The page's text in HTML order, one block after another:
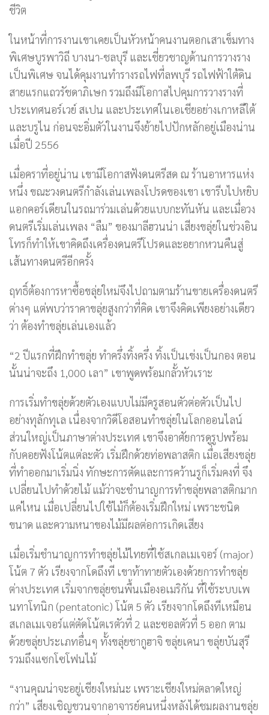
ชีวิต
ในหน้าที่การงานเขาเคยเป็นหัวหน้าคนงานตอกเสาเข็มทาง
พิเศษบูรพาวิถี บางนา-ชลบุรี และเชี่ยวชาญด้านการวางราง
เป็นพิเศษ จนได้คุมงานทำรางรถไฟที่ลพบุรี รถไฟฟ้าใต้ดิน
สายแรกแถวรัชดาภิเษก รวมถึงมีโอกาสไปคุมการวางรางที่
ประเทศนอร์เวย์ สเปน และประเทศในเอเชียอย่างเกาหลีใต้
และบรูไน ก่อนจะอิ่มตัวในงานจึงย้ายไปปักหลักอยู่เมืองน่าน
เมื่อปี 2556
เมื่อคราที่อยู่น่าน เขามีโอกาสฟังดนตรีสด ณ ร้านอาหารแห่ง
หนึ่ง ขณะวงดนตรีกำลังเล่นเพลงโปรดของเขา เขารีบไปหยิบ
แอกคอร์เดียนในรถมาร่วมเล่นด้วยแบบกะทันหัน และเมื่อวง
ดนตรีเริ่มเล่นเพลง “ลืม” ของมาลีฮวนน่า เสียงขลุ่ยในช่วงอิน
โทรก็ทำให้เขาคิดถึงเครื่องดนตรีโปรดและอยากหวนคืนสู่
เส้นทางดนตรีอีกครั้ง
ฤทธิ์ต้องการหาซื้อขลุ่ยใหม่จึงไปถามตามร้านขายเครื่องดนตรี
ต่างๆ แต่พบว่าราคาขลุ่ยสูงกว่าที่คิด เขาจึงคิดเพียงอย่างเดียว
ว่า ต้องทำขลุ่ยเล่นเองแล้ว
“2 ปีแรกที่ฝึกทำขลุ่ย ทำครึ่งทิ้งครึ่ง ทิ้งเป็นเข่งเป็นกอง ตอน
นั้นน่าจะถึง 1,000 เลา” เขาพูดพร้อมกลั้วหัวเราะ
การเริ่มทำขลุ่ยด้วยตัวเองแบบไม่มีครูสอนตัวต่อตัวเป็นไป
อย่างทุลักทุเล เนื่องจากวิดีโอสอนทำขลุ่ยในโลกออนไลน์
ส่วนใหญ่เป็นภาษาต่างประเทศ เขาจึงอาศัยการดูรูปพร้อม
กับคอยฟังโน้ตแต่ละตัว เริ่มฝึกด้วยท่อพลาสติก เมื่อเสียงขลุ่ย
ที่ทำออกมาเริ่มนิ่ง ทักษะการตัดและการคว้านรูก็เริ่มคงที่ จึง
เปลี่ยนไปทำด้วยไม้ แม้ว่าจะชำนาญการทำขลุ่ยพลาสติกมาก
แค่ไหน เมื่อเปลี่ยนไปใช้ไม้ก็ต้องเริ่มฝึกใหม่ เพราะชนิด
ขนาด และความหนาของไม้มีผลต่อการเกิดเสียง
เมื่อเริ่มชำนาญการทำขลุ่ยไม้ไทยที่ใช้สเกลเมเจอร์ (major)
โน้ต 7 ตัว เรียงจากโดถึงที เขาท้าทายตัวเองด้วยการทำขลุ่ย
ต่างประเทศ เริ่มจากขลุ่ยชนพื้นเมืองอเมริกัน ที่ใช้ระบบเพ
นทาโทนิก (pentatonic) โน้ต 5 ตัว เรียงจากโดถึงทีเหมือน
สเกลเมเจอร์แต่ตัดโน้ตเรตัวที่ 2 และซอลตัวที่ 5 ออก ตาม
ด้วยขลุ่ยประเภทอื่นๆ ทั้งขลุ่ยชากูฮาจิ ขลุ่ยเคนา ขลุ่ยบันสุรี
รวมถึงแซกโซโฟนไม้
“งานคุณน่าจะอยู่เชียงใหม่นะ เพราะเชียงใหม่ตลาดใหญ่
กว่า” เสียงเชิญชวนจากอาจารย์คนหนึ่งหลังได้ชมผลงานขลุ่ย